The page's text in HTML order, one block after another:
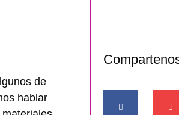
de
hablar